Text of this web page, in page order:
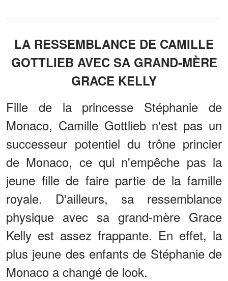
LA RESSEMBLANCE DE CAMILLE
GOTTLIEB AVEC SA GRAND-MÈRE
GRACE KELLY
Fille de la princesse Stéphanie de
Monaco, Camille Gottlieb n'est pas un
successeur potentiel du trône princier
de Monaco, ce qui n'empêche pas la
jeune fille de faire partie de la famille
royale. D'ailleurs, sa ressemblance
physique avec sa grand-mère Grace
Kelly est assez frappante. En effet, la
plus jeune des enfants de Stéphanie de
Monaco a changé de look.